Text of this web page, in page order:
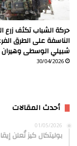
حركة الشباب تكثف زرع
الناسفة على الطرق
شبيلي الوسطى وهيران
30/04/2026
أحدث المقالات
01/05/2026
بوليتكال كيز تُعلن